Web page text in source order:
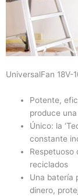
UniversalFan
Potente,
produce
Único: la
constante
Respetuoso
reciclados
Una batería
dinero,